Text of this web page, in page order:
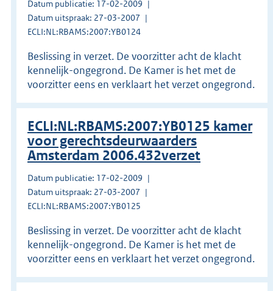
Datum publicatie: 17-02-2009
Datum uitspraak: 27-03-2007
ECLI:NL:RBAMS:2007:YB0124
Beslissing in verzet. De voorzitter acht de klacht
kennelijk-ongegrond. De Kamer is het met de
voorzitter eens en verklaart het verzet ongegrond.
ECLI:NL:RBAMS:2007:YB0125 kamer
voor gerechtsdeurwaarders
Amsterdam 2006.432verzet
Datum publicatie: 17-02-2009
Datum uitspraak: 27-03-2007
ECLI:NL:RBAMS:2007:YB0125
Beslissing in verzet. De voorzitter acht de klacht
kennelijk-ongegrond. De Kamer is het met de
voorzitter eens en verklaart het verzet ongegrond.